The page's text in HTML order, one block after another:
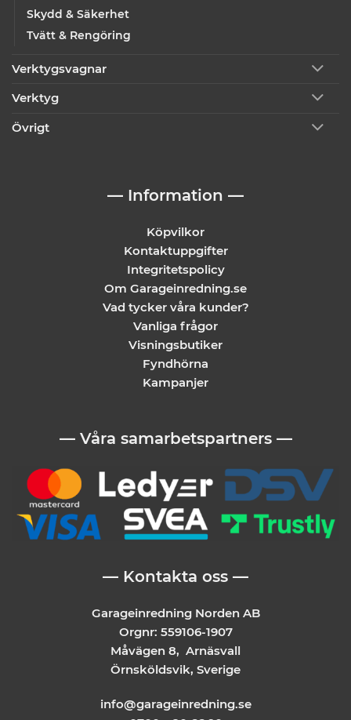
Skydd & Säkerhet
Tvätt & Rengöring
Verktygsvagnar
Verktyg
Övrigt
— Information —
Köpvilkor
Kontaktuppgifter
Integritetspolicy
Om Garageinredning.se
Vad tycker våra kunder?
Vanliga frågor
Visningsbutiker
Fyndhörna
Kampanjer
— Våra samarbetspartners —
— Kontakta oss —
Garageinredning Norden AB
Orgnr: 559106-1907
Måvägen 8, Arnäsvall
Örnsköldsvik, Sverige
info@garageinredning.se